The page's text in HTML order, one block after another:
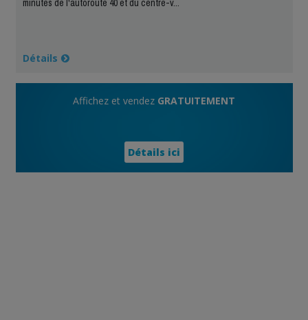
minutes de l'autoroute 40 et du centre-v...
Détails
Affichez et vendez GRATUITEMENT
Détails ici